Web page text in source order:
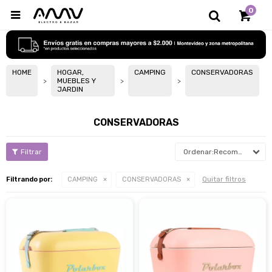
0

HOME
HOGAR,
MUEBLES Y
JARDIN
CAMPING CONSERVADORAS
CONSERVADORAS
Recomendados
Filtrando por: CAMPING CONSERVADORAS Quitar filtros